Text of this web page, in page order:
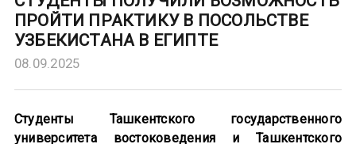
ПРОЙТИ ПРАКТИКУ В ПОСОЛЬСТВЕ
УЗБЕКИСТАНА В ЕГИПТЕ
08.09.2025
Студенты Ташкентского государственного
университета востоковедения и Ташкентского